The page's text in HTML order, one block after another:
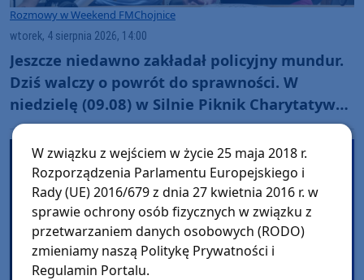
Rozmowy w Weekend FMChojnice
wtorek, 4 sierpnia 2026, 14:00
Jeszcze niedawno zakładał policyjny mundur.
Dziś walczy o powrót do sprawności. W
niedzielę (09.08) w Silnie Piknik Charytatywny
dla Szymona Golińskiego z Chojnic
(ROZMOWA)
W związku z wejściem w życie 25 maja 2018 r.
Rozporządzenia Parlamentu Europejskiego i
Rady (UE) 2016/679 z dnia 27 kwietnia 2016 r. w
sprawie ochrony osób fizycznych w związku z
przetwarzaniem danych osobowych (RODO)
zmieniamy naszą Politykę Prywatności i
Regulamin Portalu.